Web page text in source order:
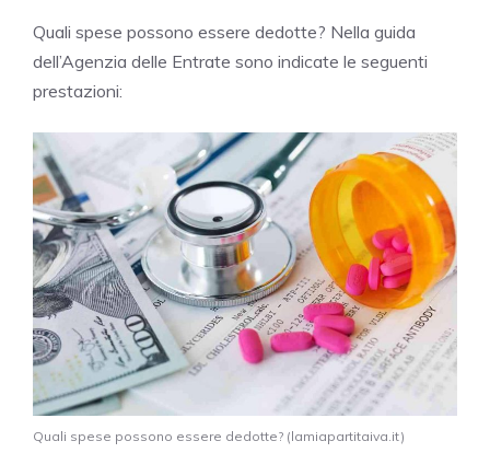
Quali spese possono essere dedotte? Nella guida
dell’Agenzia delle Entrate sono indicate le seguenti
prestazioni:
Quali spese possono essere dedotte? (lamiapartitaiva.it)